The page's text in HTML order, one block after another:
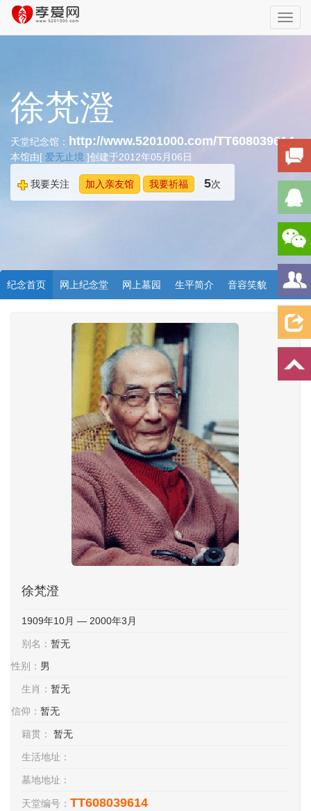
徐梵澄
天堂纪念馆： http://www.5201000.com/TT608039614
本馆由[ 爱无止境 ]创建于2012年05月06日
我要关注 加入亲友馆 我要祈福 5次
纪念首页 网上纪念堂 网上墓园 生平简介 音容笑貌
徐梵澄
1909年10月 — 2000年3月
别名： 暂无
性别： 男
生肖： 暂无
信仰： 暂无
籍贯： 暂无
生活地址：
墓地地址：
天堂编号： TT608039614